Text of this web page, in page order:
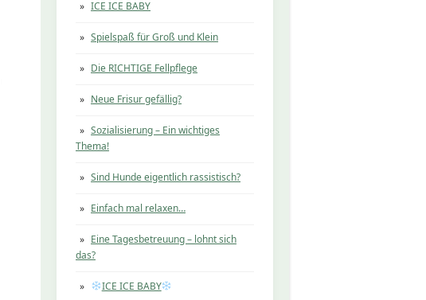
ICE ICE BABY
Spielspaß für Groß und Klein
Die RICHTIGE Fellpflege
Neue Frisur gefällig?
Sozialisierung – Ein wichtiges
Thema!
Sind Hunde eigentlich rassistisch?
Einfach mal relaxen…
Eine Tagesbetreuung – lohnt sich
das?
ICE ICE BABY